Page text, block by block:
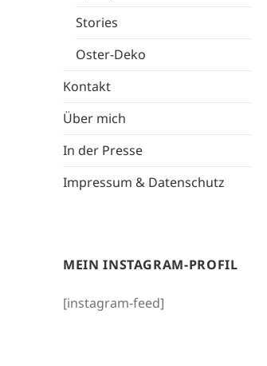
Stories
Oster-Deko
Kontakt
Über mich
In der Presse
Impressum & Datenschutz
MEIN INSTAGRAM-PROFIL
[instagram-feed]